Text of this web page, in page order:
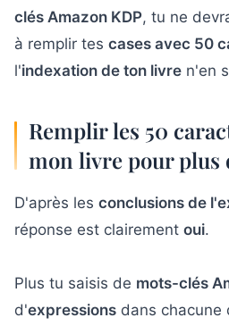
clés Amazon KDP, tu ne
à remplir tes cases avec 50
l'indexation de ton livre n'en
Remplir les 50
mon livre pour plus
D'après les conclusions de
réponse est clairement oui.
Plus tu saisis de mots-clés
d'expressions dans chacune